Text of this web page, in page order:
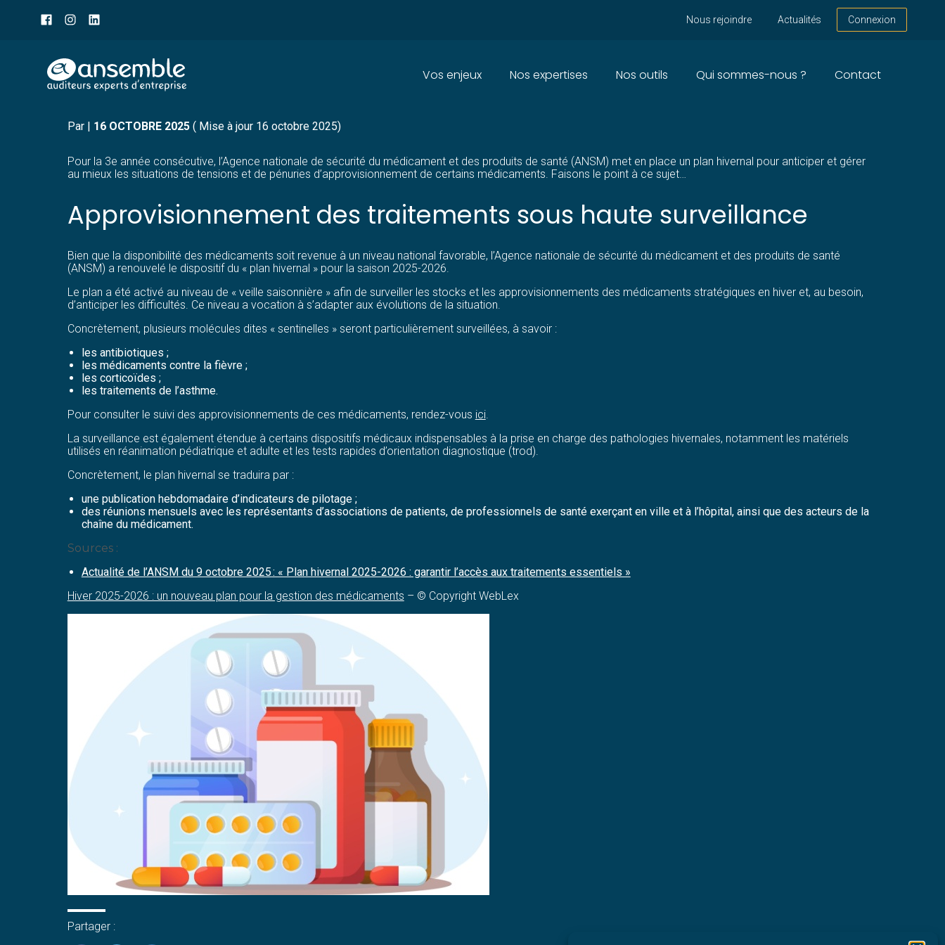
header
Nous rejoindre Actualités Connexion
Aller
au
Principal
Vos enjeux Nos expertises Nos outils Qui sommes-nous ? Contact
HIVER 2025-2026 : UN NOUVEAU PLAN POUR LA GESTION DES MÉDICAMENTS
Par | 16 OCTOBRE 2025( Mise à jour 16 octobre 2025)
Pour la 3e année consécutive, l’Agence nationale de sécurité du médicament et des produits de santé (ANSM) met en place un plan hivernal pour anticiper et gérer
au mieux les situations de tensions et de pénuries d’approvisionnement de certains médicaments. Faisons le point à ce sujet…
Approvisionnement des traitements sous haute surveillance
Bien que la disponibilité des médicaments soit revenue à un niveau national favorable, l’Agence nationale de sécurité du médicament et des produits de santé
(ANSM) a renouvelé le dispositif du « plan hivernal » pour la saison 2025-2026.
Le plan a été activé au niveau de « veille saisonnière » afin de surveiller les stocks et les approvisionnements des médicaments stratégiques en hiver et, au besoin,
d’anticiper les difficultés. Ce niveau a vocation à s’adapter aux évolutions de la situation.
Concrètement, plusieurs molécules dites « sentinelles » seront particulièrement surveillées, à savoir :
les antibiotiques ;
les médicaments contre la fièvre ;
les corticoïdes ;
les traitements de l’asthme.
Pour consulter le suivi des approvisionnements de ces médicaments, rendez-vous ici.
La surveillance est également étendue à certains dispositifs médicaux indispensables à la prise en charge des pathologies hivernales, notamment les matériels
utilisés en réanimation pédiatrique et adulte et les tests rapides d’orientation diagnostique (trod).
Concrètement, le plan hivernal se traduira par :
une publication hebdomadaire d’indicateurs de pilotage ;
des réunions mensuels avec les représentants d’associations de patients, de professionnels de santé exerçant en ville et à l’hôpital, ainsi que des acteurs de la
chaîne du médicament.
Sources :
Actualité de l’ANSM du 9 octobre 2025 : « Plan hivernal 2025-2026 : garantir l’accès aux traitements essentiels »
Hiver 2025-2026 : un nouveau plan pour la gestion des médicaments – © Copyright WebLex
Partager :